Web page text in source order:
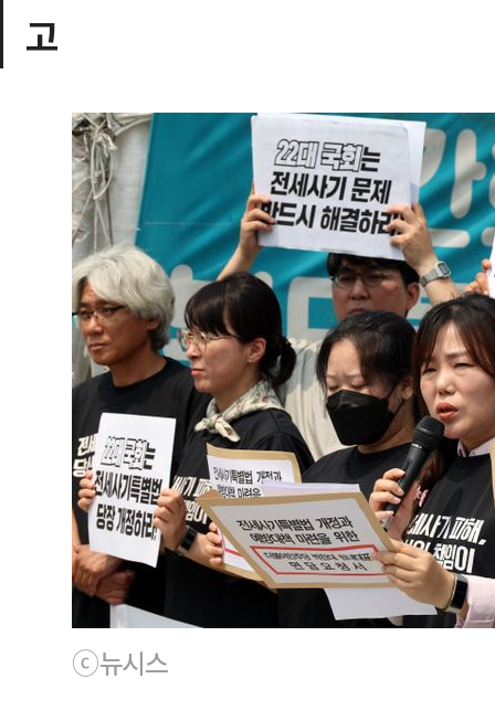
고
ⓒ뉴시스